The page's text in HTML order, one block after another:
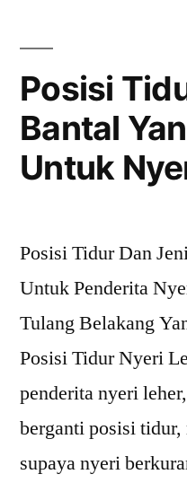
Posisi
Bantal
Untuk
Posisi Tidur Dan
Untuk Penderita
Tulang Belakang
Posisi Tidur Nyeri
penderita nyeri
berganti posisi
supaya nyeri